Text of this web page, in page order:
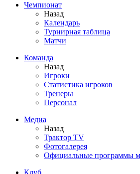
Чемпионат
Назад
Календарь
Турнирная таблица
Матчи
Команда
Назад
Игроки
Статистика игроков
Тренеры
Персонал
Медиа
Назад
Трактор TV
Фотогалерея
Официальные программы
Клуб